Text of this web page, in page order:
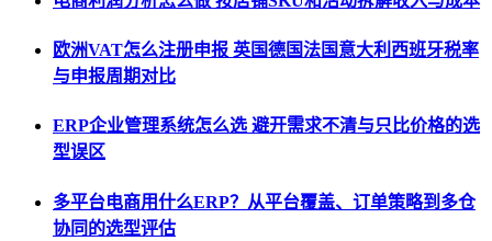
欧洲VAT怎么注册申报 英国德国法国意大利西班牙税率
与申报周期对比
ERP企业管理系统怎么选 避开需求不清与只比价格的选
型误区
多平台电商用什么ERP？从平台覆盖、订单策略到多仓
协同的选型评估